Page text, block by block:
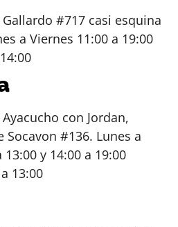
#717 casi esquina
a Viernes 11:00 a 19:00
con Jordan,
Socavon #136. Lunes a
y 14:00 a 19:00
13:00